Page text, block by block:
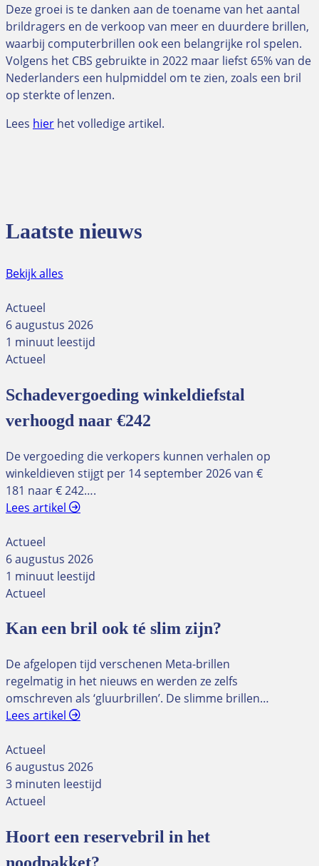
Deze groei is te danken aan de toename van het aantal
brildragers en de verkoop van meer en duurdere brillen,
waarbij computerbrillen ook een belangrijke rol spelen.
Volgens het CBS gebruikte in 2022 maar liefst 65% van de
Nederlanders een hulpmiddel om te zien, zoals een bril
op sterkte of lenzen.
Lees hier het volledige artikel.
Laatste nieuws
Bekijk alles
Actueel
6 augustus 2026
1 minuut leestijd
Actueel
Schadevergoeding winkeldiefstal
verhoogd naar €242
De vergoeding die verkopers kunnen verhalen op
winkeldieven stijgt per 14 september 2026 van €
181 naar € 242….
Lees artikel
Actueel
6 augustus 2026
1 minuut leestijd
Actueel
Kan een bril ook té slim zijn?
De afgelopen tijd verschenen Meta-brillen
regelmatig in het nieuws en werden ze zelfs
omschreven als ‘gluurbrillen’. De slimme brillen…
Lees artikel
Actueel
6 augustus 2026
3 minuten leestijd
Actueel
Hoort een reservebril in het